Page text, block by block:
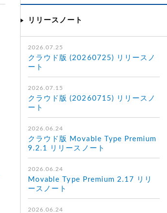
リリースノート
2026.07.25
クラウド版 (20260725) リリースノ
ート
2026.07.15
クラウド版 (20260715) リリースノ
ート
2026.06.24
クラウド版 Movable Type Premium
9.2.1 リリースノート
2026.06.24
Movable Type Premium 2.17 リリ
ースノート
2026.06.24